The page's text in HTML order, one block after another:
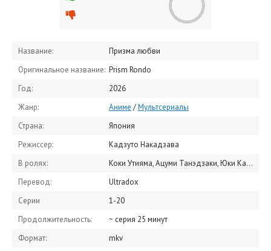
Название:
Призма любви
Оригинальное название: Prism Rondo
Год:
2026
Жанр:
Аниме /Мультсериалы
Страна:
Япония
Режиссер:
Кадзуто Накадзава
В ролях:
Коки Утияма, Ацуми Танэдзаки, Юки Кадзи, Дзюнъити Сувабэ, Сёго Саката, Сумирэ Уэсака, Ёхэй Адзаками, Акари Кито, Мэгуми Хан, Хотю Оцука
Перевод:
Ultradox
Серии
1-20
Продолжительность:
~ серия 25 минут
Формат:
mkv